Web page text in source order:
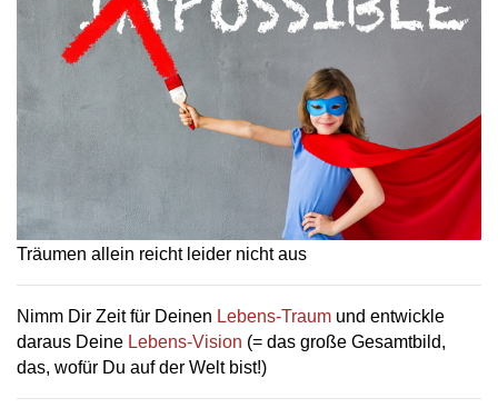
Träumen allein reicht leider nicht aus
Nimm Dir Zeit für Deinen Lebens-Traum und entwickle
daraus Deine Lebens-Vision (= das große Gesamtbild,
das, wofür Du auf der Welt bist!)